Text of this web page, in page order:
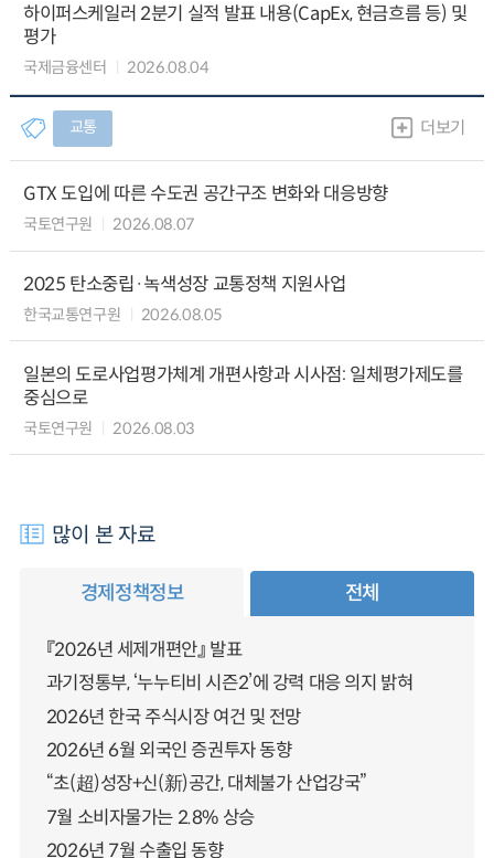
하이퍼스케일러 2분기 실적 발표 내용(CapEx, 현금흐름 등) 및
평가
국제금융센터 2026.08.04
교통 더보기
GTX 도입에 따른 수도권 공간구조 변화와 대응방향
국토연구원 2026.08.07
2025 탄소중립·녹색성장 교통정책 지원사업
한국교통연구원 2026.08.05
일본의 도로사업평가체계 개편사항과 시사점: 일체평가제도를
중심으로
국토연구원 2026.08.03
많이 본 자료
경제정책정보 전체
『2026년 세제개편안』 발표
과기정통부, ‘누누티비 시즌2’에 강력 대응 의지 밝혀
2026년 한국 주식시장 여건 및 전망
2026년 6월 외국인 증권투자 동향
“초(超)성장+신(新)공간, 대체불가 산업강국”
7월 소비자물가는 2.8% 상승
2026년 7월 수출입 동향